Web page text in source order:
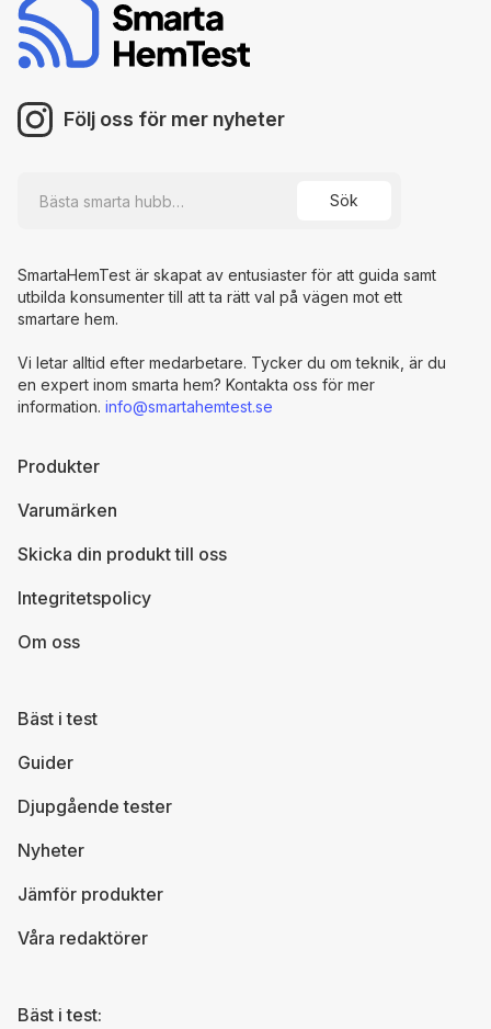
Bäst i test
Guider
Djupgående tester
Nyheter
Jämför produkter
Våra redaktörer
Produkter
Varumärken
Skicka din produkt till oss
Integritetspolicy
Om oss
Följ oss för mer nyheter
SmartaHemTest är skapat av entusiaster för att guida samt
utbilda konsumenter till att ta rätt val på vägen mot ett
smartare hem.
Vi letar alltid efter medarbetare. Tycker du om teknik, är du
en expert inom smarta hem? Kontakta oss för mer
information. info@smartahemtest.se
Bäst i test: